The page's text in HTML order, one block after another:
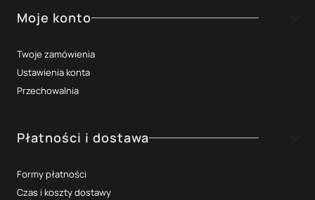
Moje konto
Twoje zamówienia
Ustawienia konta
Przechowalnia
Płatności i dostawa
Formy płatności
Czas i koszty dostawy